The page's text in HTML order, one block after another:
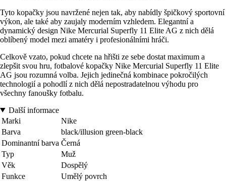
Tyto kopačky jsou navržené nejen tak, aby nabídly špičkový sportovní
výkon, ale také aby zaujaly moderním vzhledem. Elegantní a
dynamický design Nike Mercurial Superfly 11 Elite AG z nich dělá
oblíbený model mezi amatéry i profesionálními hráči.
Celkově vzato, pokud chcete na hřišti ze sebe dostat maximum a
zlepšit svou hru, fotbalové kopačky Nike Mercurial Superfly 11 Elite
AG jsou rozumná volba. Jejich jedinečná kombinace pokročilých
technologií a pohodlí z nich dělá nepostradatelnou výhodu pro
všechny fanoušky fotbalu.
Další informace
Marki
Nike
Barva
black/illusion green-black
Dominantní barva Černá
Typ
Muž
Věk
Dospělý
Funkce
Umělý povrch